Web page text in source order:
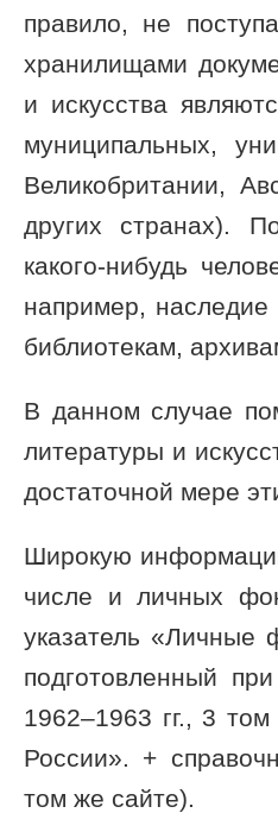
правило, не
хранилищами
и искусства
муниципальных,
Великобритании,
других странах).
какого-нибудь
например,
библиотекам,
В данном случае
литературы и
достаточной мере
Широкую
числе и личных
указатель «Личные
подготовленный
1962–1963 гг., 3
России». +
том же сайте).